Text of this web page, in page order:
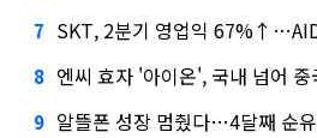
7 SKT, 2분기 영업익
8 엔씨 효자 '아이온', 국내 넘어 중
9 알뜰폰 성장 멈췄다…4달째 순